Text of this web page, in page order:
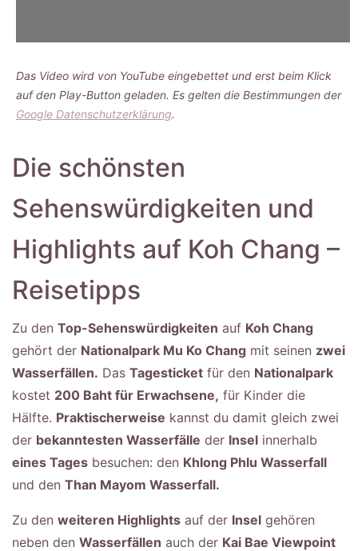
Das Video wird von YouTube eingebettet und erst beim Klick
auf den Play-Button geladen. Es gelten die Bestimmungen der
Google Datenschutzerklärung.
Die schönsten
Sehenswürdigkeiten und
Highlights auf Koh Chang –
Reisetipps
Zu den Top-Sehenswürdigkeiten auf Koh Chang
gehört der Nationalpark Mu Ko Chang mit seinen zwei
Wasserfällen. Das Tagesticket für den Nationalpark
kostet 200 Baht für Erwachsene, für Kinder die
Hälfte. Praktischerweise kannst du damit gleich zwei
der bekanntesten Wasserfälle der Insel innerhalb
eines Tages besuchen: den Khlong Phlu Wasserfall
und den Than Mayom Wasserfall.
Zu den weiteren Highlights auf der Insel gehören
neben den Wasserfällen auch der Kai Bae Viewpoint